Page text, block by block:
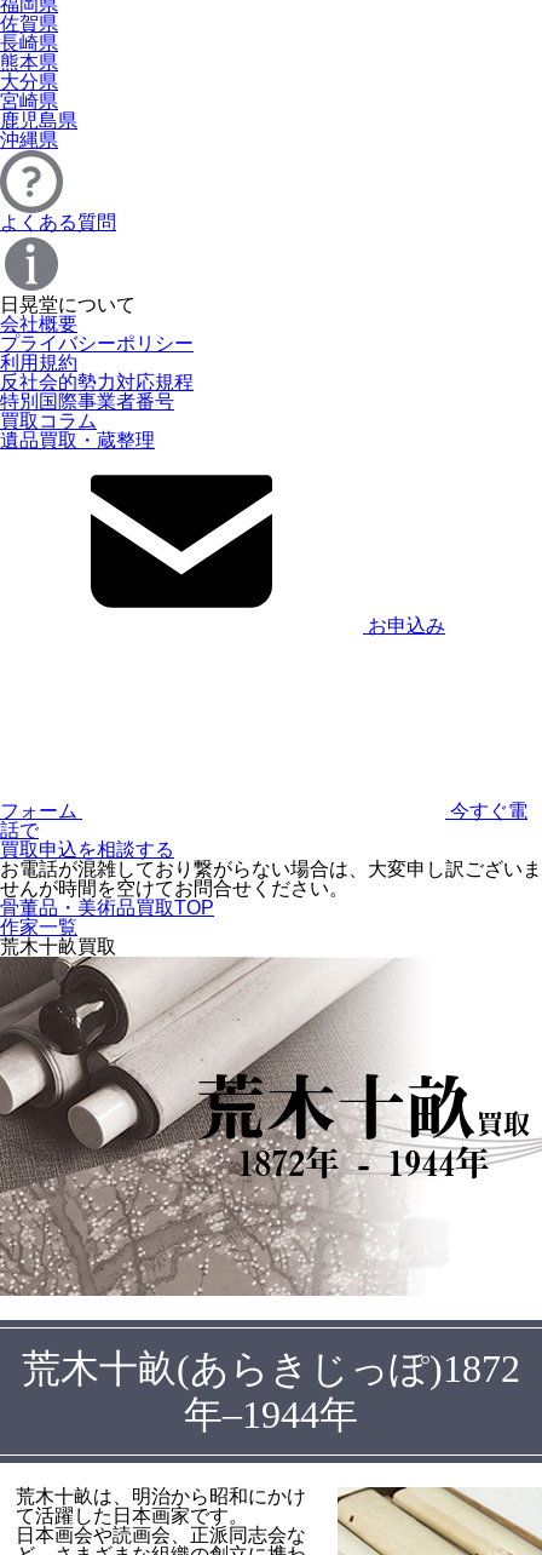
福岡県
佐賀県
長崎県
熊本県
大分県
宮崎県
鹿児島県
沖縄県
よくある質問
日晃堂について
会社概要
プライバシーポリシー
利用規約
反社会的勢力対応規程
特別国際事業者番号
買取コラム
遺品買取・蔵整理
お申込み
フォーム
今すぐ電
話で
買取申込を相談する
お電話が混雑しており繋がらない場合は、大変申し訳ございま
せんが時間を空けてお問合せください。
骨董品・美術品買取TOP
作家一覧
荒木十畝買取
荒木十畝買取
1872年 - 1944年
荒木十畝(あらきじっぽ)1872
年–1944年
荒木十畝は、明治から昭和にかけ
て活躍した日本画家です。
日本画会や読画会、正派同志会な